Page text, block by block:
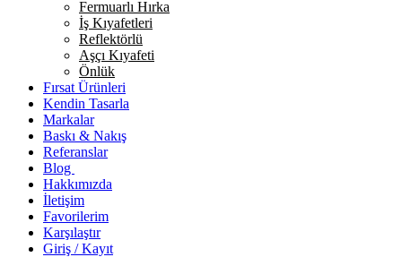
Fermuarlı Hırka
İş Kıyafetleri
Reflektörlü
Aşçı Kıyafeti
Önlük
Fırsat Ürünleri
Kendin Tasarla
Markalar
Baskı & Nakış
Referanslar
Blog
Hakkımızda
İletişim
Favorilerim
Karşılaştır
Giriş / Kayıt